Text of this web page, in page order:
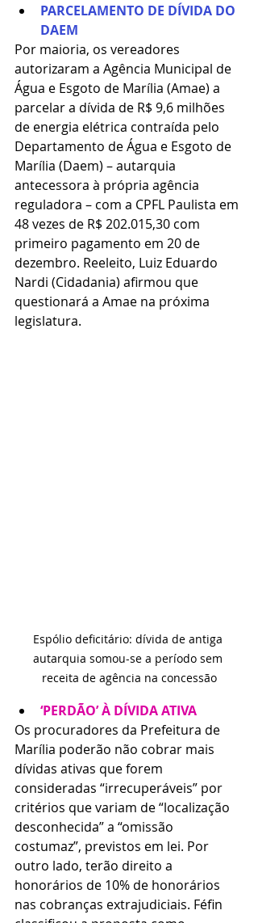
PARCELAMENTO DE DÍVIDA DO
DAEM
Por maioria, os vereadores
autorizaram a Agência Municipal de
Água e Esgoto de Marília (Amae) a
parcelar a dívida de R$ 9,6 milhões
de energia elétrica contraída pelo
Departamento de Água e Esgoto de
Marília (Daem) – autarquia
antecessora à própria agência
reguladora – com a CPFL Paulista em
48 vezes de R$ 202.015,30 com
primeiro pagamento em 20 de
dezembro. Reeleito, Luiz Eduardo
Nardi (Cidadania) afirmou que
questionará a Amae na próxima
legislatura.
Espólio deficitário: dívida de antiga
autarquia somou-se a período sem
receita de agência na concessão
‘PERDÃO’ À DÍVIDA ATIVA
Os procuradores da Prefeitura de
Marília poderão não cobrar mais
dívidas ativas que forem
consideradas “irrecuperáveis” por
critérios que variam de “localização
desconhecida” a “omissão
costumaz”, previstos em lei. Por
outro lado, terão direito a
honorários de 10% de honorários
nas cobranças extrajudiciais. Féfin